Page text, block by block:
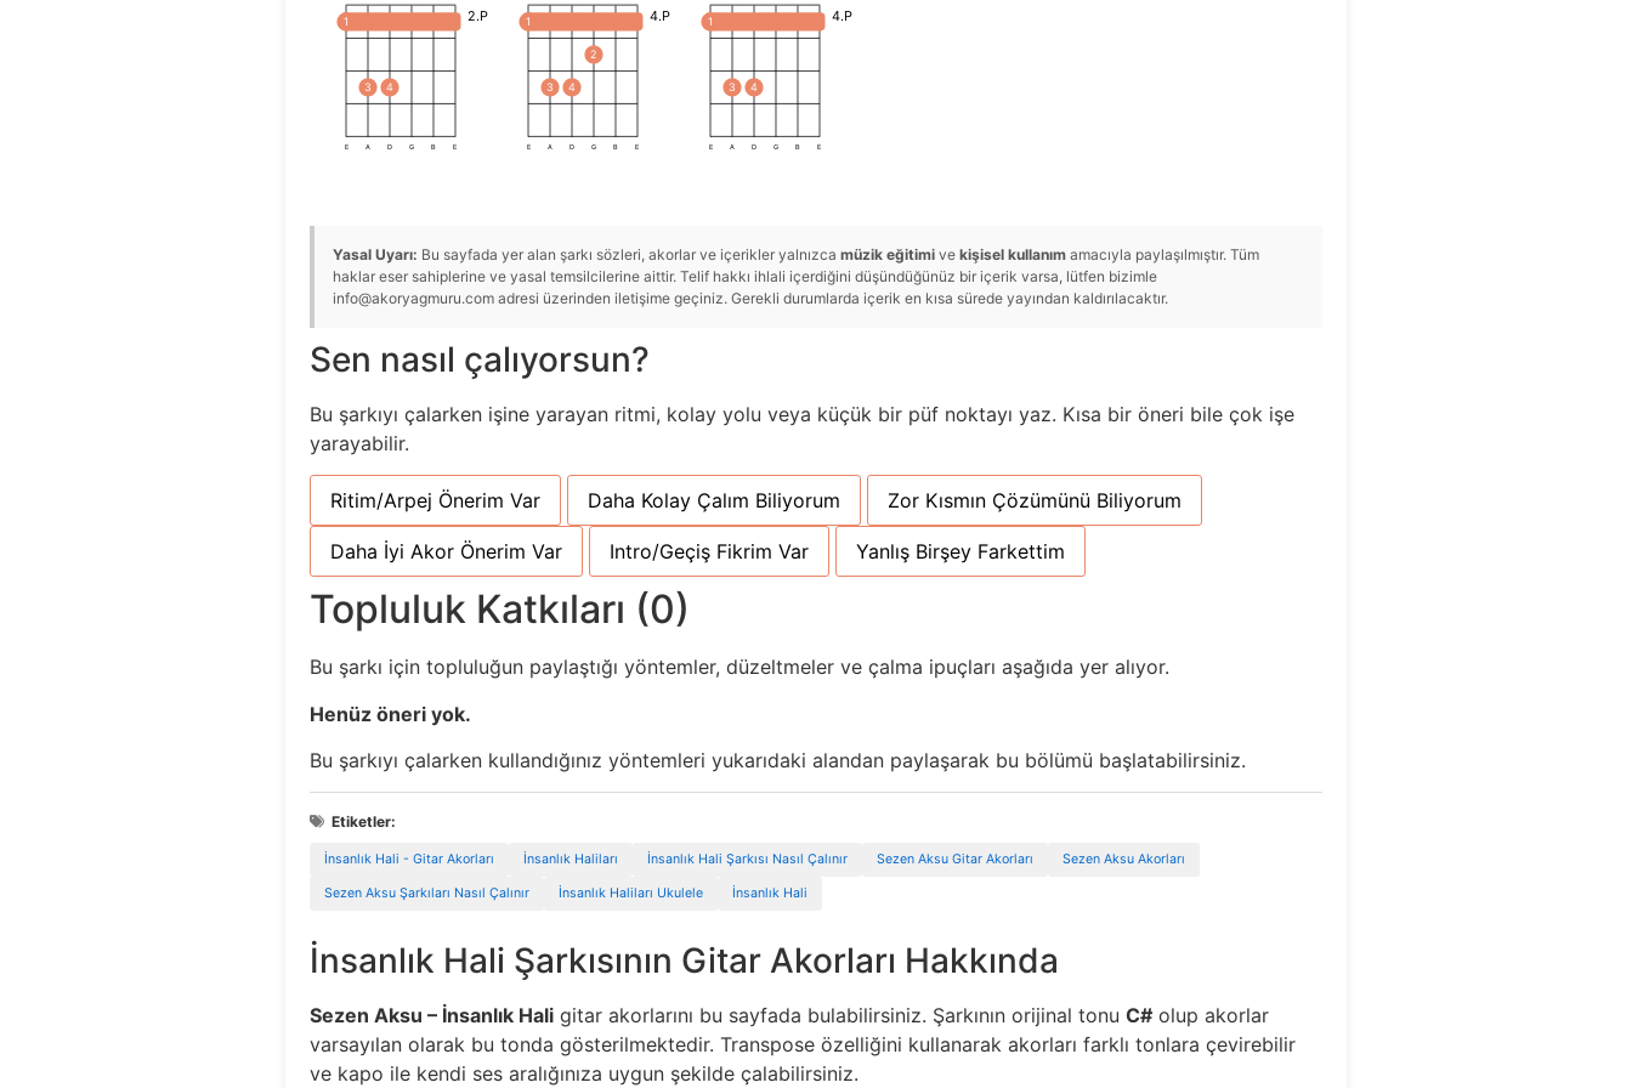
2.P
1
3 4
E A D G B E
4.P
1
3 4
2
E A D G B E
4.P
1
3 4
E A D G B E
Yasal Uyarı: Bu sayfada yer alan şarkı sözleri, akorlar ve içerikler yalnızcamüzik eğitimi vekişisel kullanım amacıyla paylaşılmıştır. Tüm
haklar eser sahiplerine ve yasal temsilcilerine aittir. Telif hakkı ihlali içerdiğini düşündüğünüz bir içerik varsa, lütfen bizimle
info@akoryagmuru.com adresi üzerinden iletişime geçiniz. Gerekli durumlarda içerik en kısa sürede yayından kaldırılacaktır.
Sen nasıl çalıyorsun?
Bu şarkıyı çalarken işine yarayan ritmi, kolay yolu veya küçük bir püf noktayı yaz. Kısa bir öneri bile çok işe
yarayabilir.
Ritim/Arpej Önerim Var Daha Kolay Çalım Biliyorum Zor Kısmın Çözümünü Biliyorum
Daha İyi Akor Önerim Var Intro/Geçiş Fikrim Var Yanlış Birşey Farkettim
Topluluk Katkıları (0)
Bu şarkı için topluluğun paylaştığı yöntemler, düzeltmeler ve çalma ipuçları aşağıda yer alıyor.
Henüz öneri yok.
Bu şarkıyı çalarken kullandığınız yöntemleri yukarıdaki alandan paylaşarak bu bölümü başlatabilirsiniz.
Etiketler:
İnsanlık Hali - Gitar Akorları İnsanlık Haliları İnsanlık Hali Şarkısı Nasıl Çalınır Sezen Aksu Gitar Akorları Sezen Aksu Akorları
Sezen Aksu Şarkıları Nasıl Çalınır İnsanlık Haliları Ukulele İnsanlık Hali
İnsanlık Hali Şarkısının Gitar Akorları Hakkında
Sezen Aksu – İnsanlık Hali gitar akorlarını bu sayfada bulabilirsiniz. Şarkının orijinal tonuC# olup akorlar
varsayılan olarak bu tonda gösterilmektedir. Transpose özelliğini kullanarak akorları farklı tonlara çevirebilir
ve kapo ile kendi ses aralığınıza uygun şekilde çalabilirsiniz.